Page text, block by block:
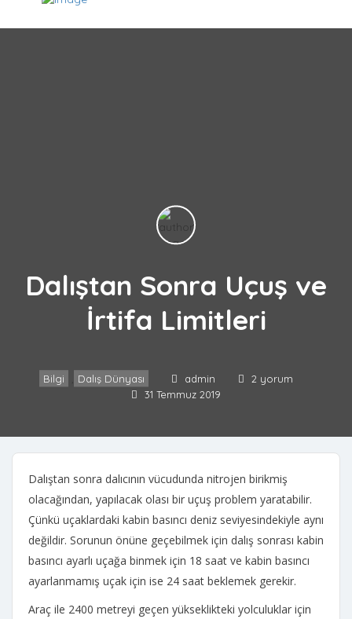
Dalıştan Sonra Uçuş ve
İrtifa Limitleri
Bilgi Dalış Dünyası admin
2 yorum
31 Temmuz 2019
Dalıştan sonra dalıcının vücudunda nitrojen birikmiş
olacağından, yapılacak olası bir uçuş problem yaratabilir.
Çünkü uçaklardaki kabin basıncı deniz seviyesindekiyle aynı
değildir. Sorunun önüne geçebilmek için dalış sonrası kabin
basıncı ayarlı uçağa binmek için 18 saat ve kabin basıncı
ayarlanmamış uçak için ise 24 saat beklemek gerekir.
Araç ile 2400 metreyi geçen yükseklikteki yolculuklar için